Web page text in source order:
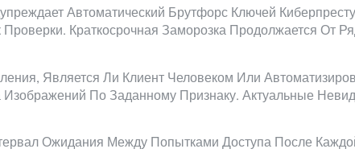
Автоматический Брутфорс Ключей
Краткосрочная Заморозка Продолжается От
Является Ли Клиент Человеком Или
По Заданному Признаку. Актуальные
Ожидания Между Попытками Доступа После